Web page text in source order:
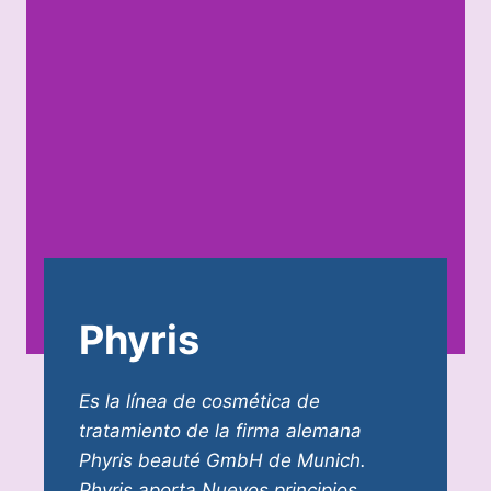
Phyris
Es la línea de cosmética de
tratamiento de la firma alemana
Phyris beauté GmbH de Munich.